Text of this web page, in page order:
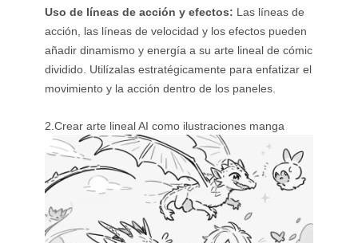
Uso de líneas de acción y efectos: Las líneas de
acción, las líneas de velocidad y los efectos pueden
añadir dinamismo y energía a su arte lineal de cómic
dividido. Utilízalas estratégicamente para enfatizar el
movimiento y la acción dentro de los paneles.
2.Crear arte lineal AI como ilustraciones manga